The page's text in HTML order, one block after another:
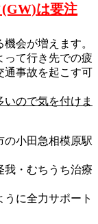
は要注
会が増えます。
って行き先での疲
通事故を起こす可
ので気を付けま
の小田急相模原駅
我・むちうち治療
に全力サポート